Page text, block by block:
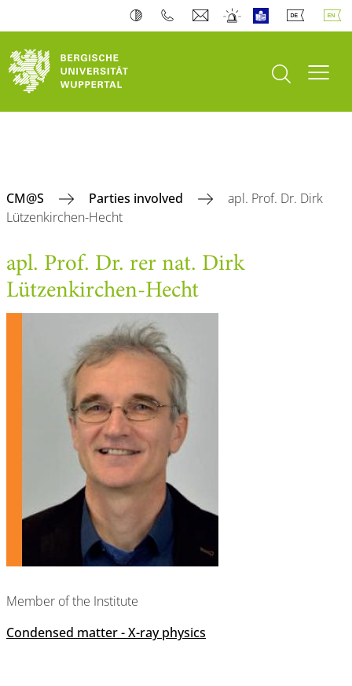
open search
CM@S Parties involved
apl. Prof. Dr. Dirk
Lützenkirchen-Hecht
apl. Prof. Dr. rer nat. Dirk
Lützenkirchen-Hecht
Member of the Institute
Condensed matter - X-ray physics